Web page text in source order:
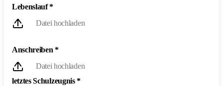
Lebenslauf*
Datei hochladen
Anschreiben*
Datei hochladen
letztes Schulzeugnis*